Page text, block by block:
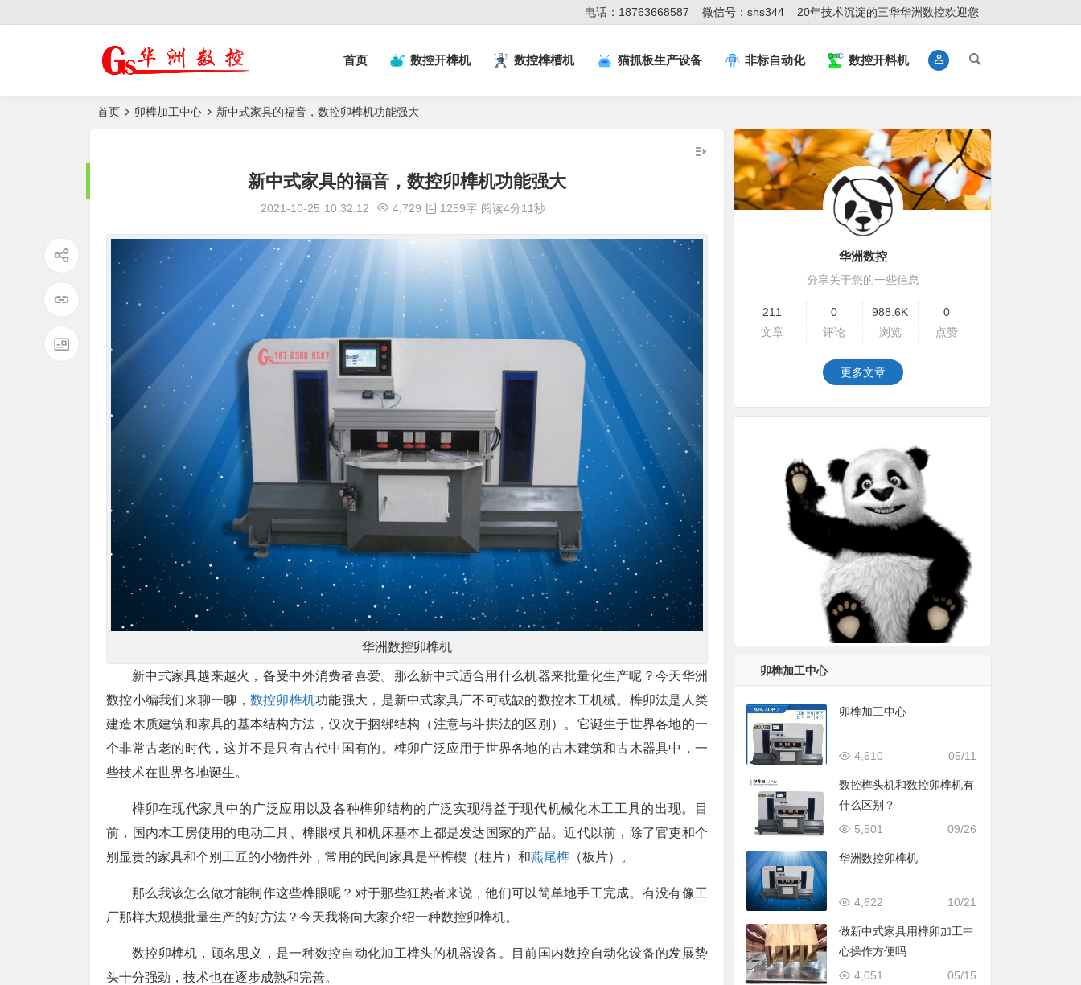
电话：18763668587 微信号：shs344 20年技术沉淀的三华华洲数控欢迎您
榫槽机|猫抓板生
产设备|非标 首页 数控开榫机 数控榫槽机 猫抓板生产设备 非标自动化 数控开料机
首页 卯榫加工中心 新中式家具的福音，数控卯榫机功能强大
新中式家具的福音，数控卯榫机功能强大
2021-10-25 10:32:12 4,729 1259字 阅读4分11秒
华洲数控卯榫机
新中式家具越来越火，备受中外消费者喜爱。那么新中式适合用什么机器来批量化生产呢？今天华洲
数控小编我们来聊一聊， 数控卯榫机功能强大，是新中式家具厂不可或缺的数控木工机械。 榫卯法是人类
建造木质建筑和家具的基本结构方法，仅次于捆绑结构（注意与斗拱法的区别）。它诞生于世界各地的一
个非常古老的时代，这并不是只有古代中国有的。榫卯广泛应用于世界各地的古木建筑和古木器具中，一
些技术在世界各地诞生。
榫卯在现代家具中的广泛应用以及各种榫卯结构的广泛实现得益于现代机械化木工工具的出现。目
前，国内木工房使用的电动工具、榫眼模具和机床基本上都是发达国家的产品。近代以前，除了官吏和个
别显贵的家具和个别工匠的小物件外，常用的民间家具是平榫楔（柱片）和燕尾榫 （板片）。
那么我该怎么做才能制作这些榫眼呢？对于那些狂热者来说，他们可以简单地手工完成。有没有像工
厂那样大规模批量生产的好方法？今天我将向大家介绍一种数控卯榫机。
数控卯榫机，顾名思义，是一种数控自动化加工榫头的机器设备。目前国内数控自动化设备的发展势
头十分强劲，技术也在逐步成熟和完善。
华洲数控
分享关于您的一些信息
211
文章
0
评论
988.6K
浏览
0
点赞
更多文章
卯榫加工中心
卯榫加工中心
05/11
4,610
数控榫头机和数控卯榫机有
什么区别？
09/26
5,501
华洲数控卯榫机
10/21
4,622
做新中式家具用榫卯加工中
心操作方便吗
05/15
4,051